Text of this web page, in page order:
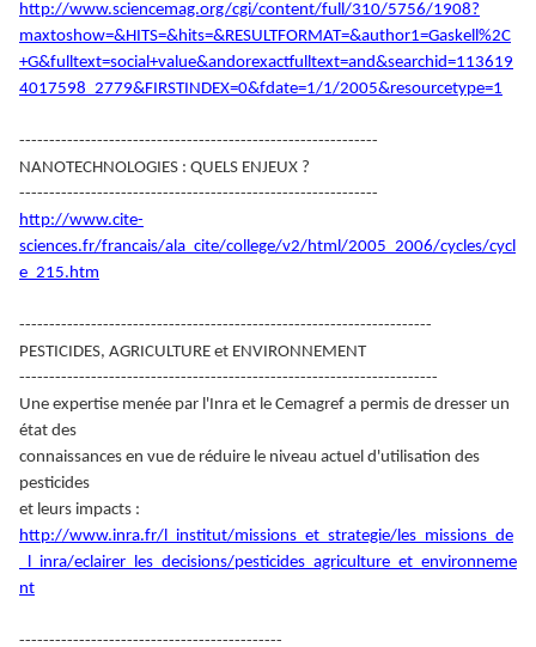
http://www.sciencemag.org/cgi/content/full/310/5756/1908?
maxtoshow=&HITS=&hits=&RESULTFORMAT=&author1=Gaskell%2C
+G&fulltext=social+value&andorexactfulltext=and&searchid=113619
4017598_2779&FIRSTINDEX=0&fdate=1/1/2005&resourcetype=1
------------------------------------------------------------
NANOTECHNOLOGIES : QUELS ENJEUX ?
------------------------------------------------------------
http://www.cite-
sciences.fr/francais/ala_cite/college/v2/html/2005_2006/cycles/cycl
e_215.htm
---------------------------------------------------------------------
PESTICIDES, AGRICULTURE et ENVIRONNEMENT
----------------------------------------------------------------------
Une expertise menée par l'Inra et le Cemagref a permis de dresser un
état des
connaissances en vue de réduire le niveau actuel d'utilisation des
pesticides
et leurs impacts :
http://www.inra.fr/l_institut/missions_et_strategie/les_missions_de
_l_inra/eclairer_les_decisions/pesticides_agriculture_et_environneme
nt
--------------------------------------------